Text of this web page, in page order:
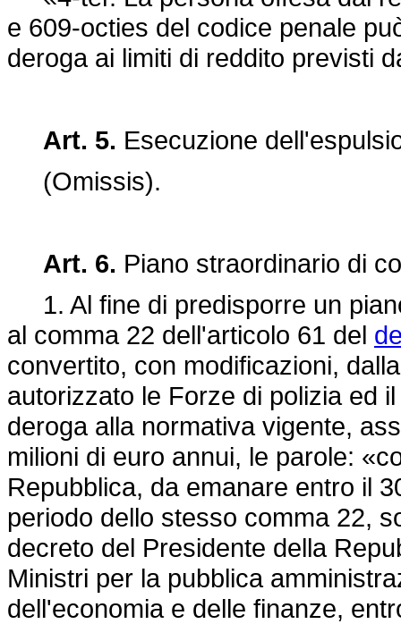
e 609-octies del codice penale
deroga ai limiti di reddito previsti
Art. 5. Esecuzione
(Omissis).
Art. 6. Piano straordinario di
1. Al fine di predisporre un
al comma 22 dell'articolo 61 del
convertito, con modificazioni,
autorizzato le Forze di polizia ed
deroga alla normativa vigente,
milioni di euro annui, le parole:
Repubblica, da emanare entro il
periodo dello stesso comma 22,
decreto del Presidente della
Ministri per la pubblica
dell'economia e delle finanze,